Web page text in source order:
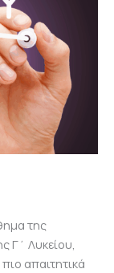
της
Γ΄ Λυκείου,
απαιτητικά